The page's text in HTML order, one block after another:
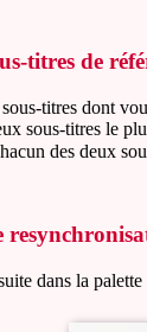
titres de
titres dont
sous-titres le
des deux
dans la